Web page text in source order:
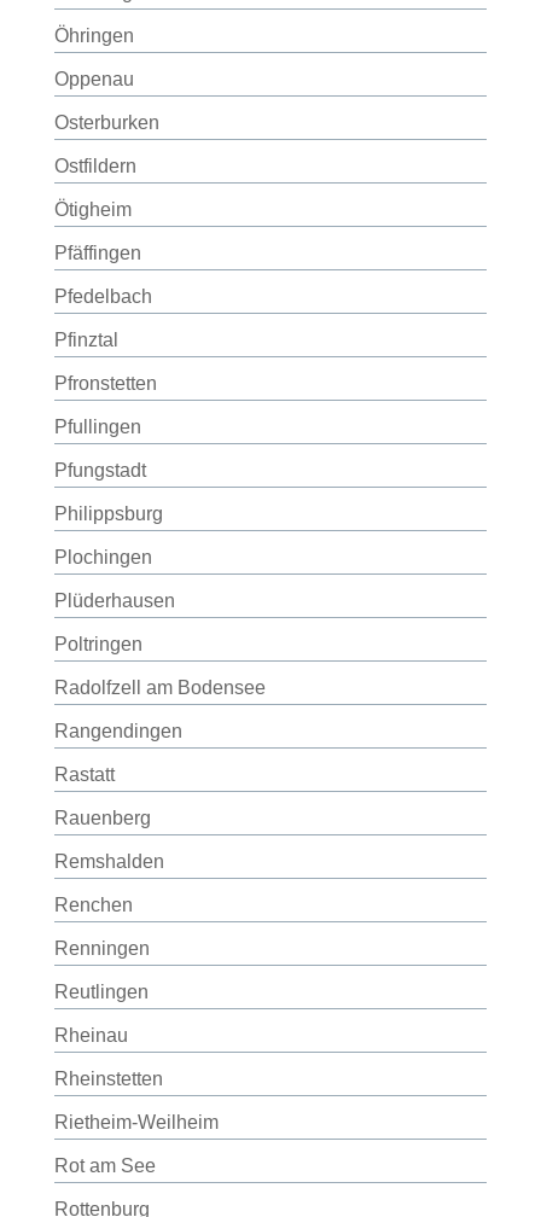
Öhringen
Oppenau
Osterburken
Ostfildern
Ötigheim
Pfäffingen
Pfedelbach
Pfinztal
Pfronstetten
Pfullingen
Pfungstadt
Philippsburg
Plochingen
Plüderhausen
Poltringen
Radolfzell am Bodensee
Rangendingen
Rastatt
Rauenberg
Remshalden
Renchen
Renningen
Reutlingen
Rheinau
Rheinstetten
Rietheim-Weilheim
Rot am See
Rottenburg